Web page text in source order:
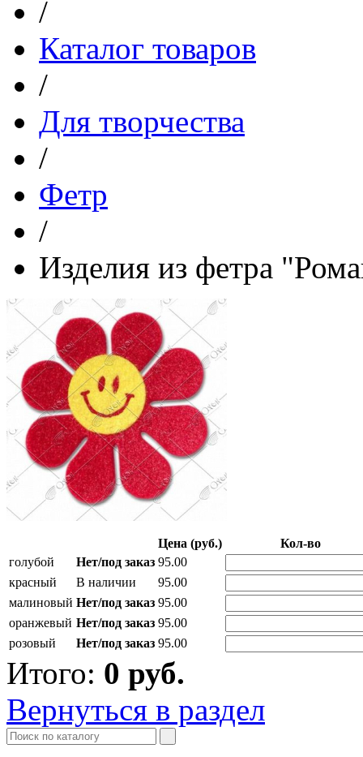
/
Каталог товаров
/
Для творчества
/
Фетр
/
Изделия из фетра
Цена (руб.)
Кол-во
голубой
Нет/под заказ 95.00
красный
В наличии
95.00
малиновый Нет/под заказ 95.00
оранжевый Нет/под заказ 95.00
розовый
Нет/под заказ 95.00
Итого: 0 руб.
Вернуться в раздел